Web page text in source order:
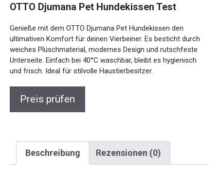
OTTO Djumana Pet Hundekissen Test
Genieße mit dem OTTO Djumana Pet Hundekissen den
ultimativen Komfort für deinen Vierbeiner. Es besticht durch
weiches Plüschmaterial, modernes Design und rutschfeste
Unterseite. Einfach bei 40°C waschbar, bleibt es hygienisch
und frisch. Ideal für stilvolle Haustierbesitzer.
Preis prüfen
Beschreibung Rezensionen (0)